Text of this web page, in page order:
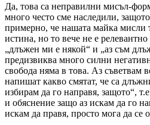
Да, това са неправилни мисъл-
много често сме наследили,
примерно, че нашата майка мисли
истина, но то вече не е
„длъжен ми е някой“ и „аз съм
предизвиква много силни
свобода няма в това. Аз съветвам
напишат какво смятат, че са
избирам да го направя, защото“,
и обяснение защо аз искам да го
искам да правя, просто мога да се